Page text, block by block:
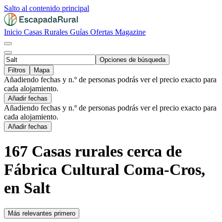
Salto al contenido principal
Inicio Casas Rurales Guías Ofertas Magazine
Opciones de búsqueda
Filtros
Mapa
Añadiendo fechas y n.º de personas podrás ver el precio exacto para
cada alojamiento.
Añadir fechas
Añadiendo fechas y n.º de personas podrás ver el precio exacto para
cada alojamiento.
Añadir fechas
167 Casas rurales cerca de
Fábrica Cultural Coma-Cros,
en Salt
Más relevantes primero